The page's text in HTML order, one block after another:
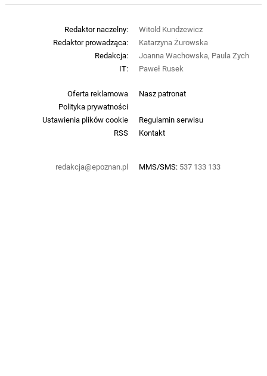
Oferta reklamowa
Nasz patronat
Polityka prywatności
Ustawienia plików cookie
Regulamin serwisu
RSS
Kontakt
redakcja@epoznan.pl MMS/SMS: 537 133 133
Redaktor naczelny:
Witold Kundzewicz
Redaktor prowadząca:
Katarzyna Żurowska
Redakcja:
Joanna Wachowska, Paula Zych
IT:
Paweł Rusek